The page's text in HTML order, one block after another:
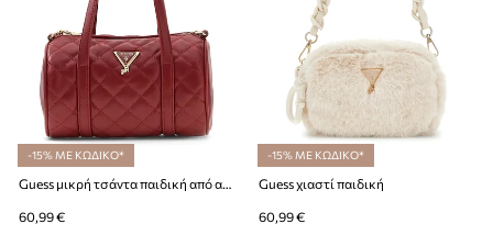
-15% ΜΕ ΚΩΔΙΚΟ*
Guess μικρή τσάντα παιδική από απομίμηση δέρματος
60,99 €
-15% ΜΕ ΚΩΔΙΚΟ*
Guess χιαστί παιδική
60,99 €